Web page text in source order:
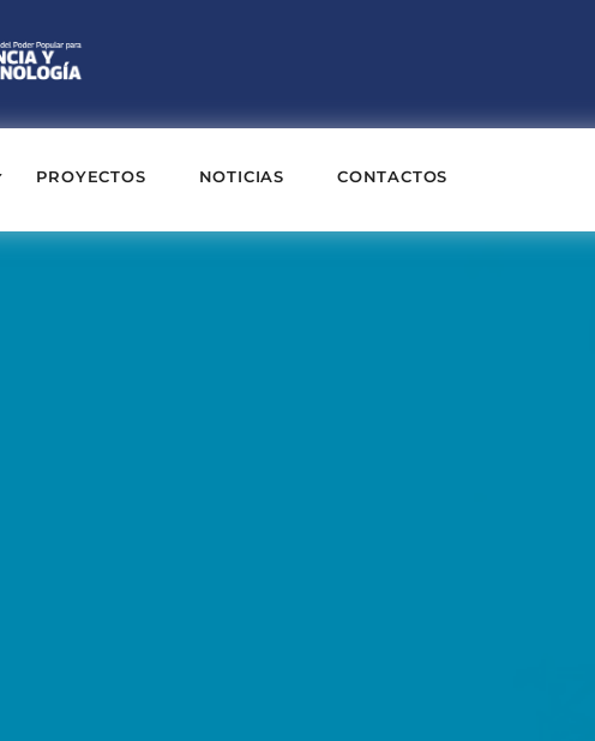
PROYECTOS NOTICIAS CONTACTOS